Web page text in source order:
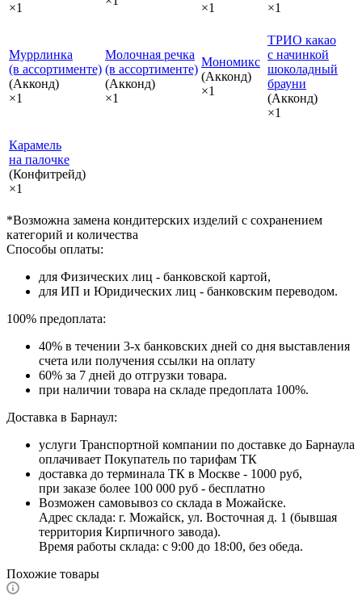
×1 ×1 ×1
Муррлинка
(в ассортименте)
(Акконд)
×1
Молочная речка
(в ассортименте)
(Акконд)
×1
Мономикс
(Акконд)
×1
ТРИО какао
с начинкой
шоколадный
брауни
(Акконд)
×1
Карамель
на палочке
(Конфитрейд)
×1
*Возможна замена кондитерских изделий с сохранением
категорий и количества
Способы оплаты:
для Физических лиц - банковской картой,
для ИП и Юридических лиц - банковским переводом.
100% предоплата:
40% в течении 3-х банковских дней со дня выставления
счета или получения ссылки на оплату
60% за 7 дней до отгрузки товара.
при наличии товара на складе предоплата 100%.
Доставка в Барнаул:
услуги Транспортной компании по доставке до Барнаула
оплачивает Покупатель по тарифам ТК
доставка до терминала ТК в Москве - 1000 руб,
при заказе более 100 000 руб - бесплатно
Возможен самовывоз со склада в Можайске.
Адрес склада: г. Можайск, ул. Восточная д. 1 (бывшая
территория Кирпичного завода).
Время работы склада: с 9:00 до 18:00, без обеда.
Похожие товары